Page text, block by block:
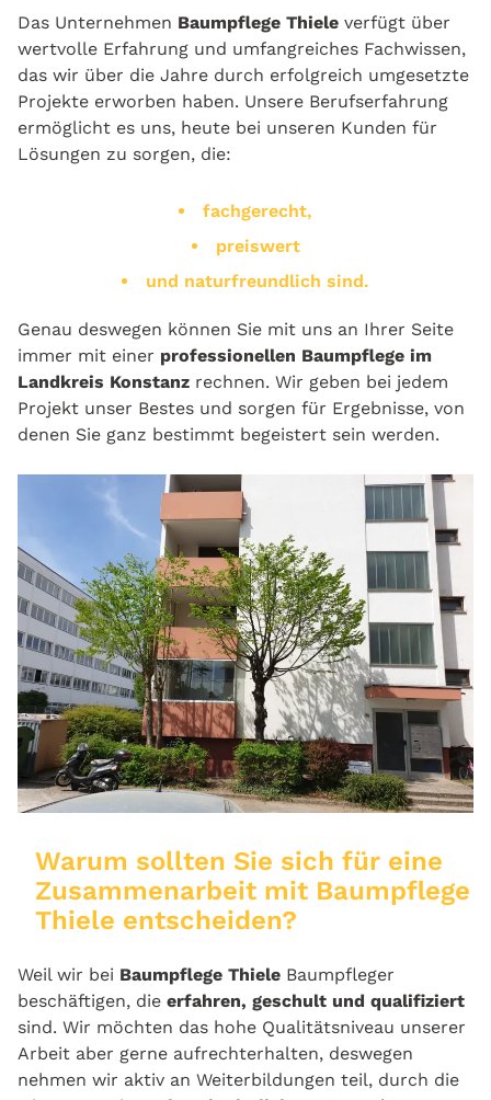
Das Unternehmen Baumpflege Thiele verfügt über
wertvolle Erfahrung und umfangreiches Fachwissen,
das wir über die Jahre durch erfolgreich umgesetzte
Projekte erworben haben. Unsere Berufserfahrung
ermöglicht es uns, heute bei unseren Kunden für
Lösungen zu sorgen, die:
fachgerecht,
preiswert
und naturfreundlich sind.
Genau deswegen können Sie mit uns an Ihrer Seite
immer mit einer professionellen Baumpflege im
Landkreis Konstanz rechnen. Wir geben bei jedem
Projekt unser Bestes und sorgen für Ergebnisse, von
denen Sie ganz bestimmt begeistert sein werden.
Warum sollten Sie sich für eine
Zusammenarbeit mit Baumpflege
Thiele entscheiden?
Weil wir bei Baumpflege Thiele Baumpfleger
beschäftigen, die erfahren, geschult und qualifiziert
sind. Wir möchten das hohe Qualitätsniveau unserer
Arbeit aber gerne aufrechterhalten, deswegen
nehmen wir aktiv an Weiterbildungen teil, durch die